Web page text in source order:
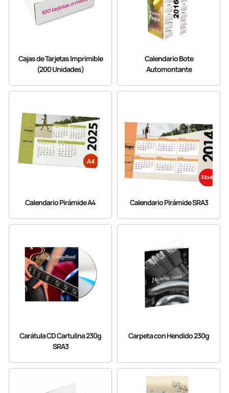
Cajas de Tarjetas Imprimible
(200 Unidades)
Calendario Bote
Automontante
Calendario Pirámide A4 Calendario Pirámide SRA3
Carátula CD Cartulina 230g
SRA3
Carpeta con Hendido 230g